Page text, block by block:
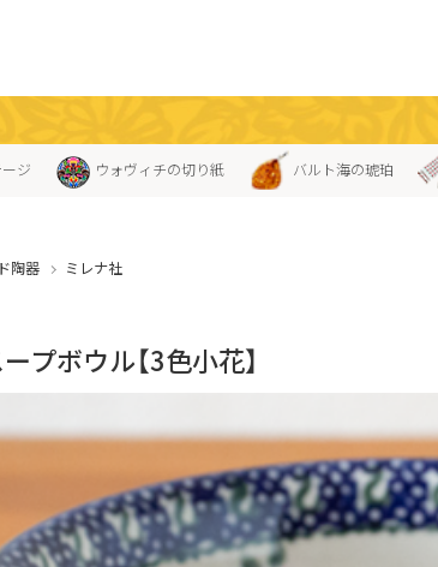
ジ ウォヴィチの切り紙 バルト海の琥珀
陶器 ミレナ社
ープボウル【3色小花】